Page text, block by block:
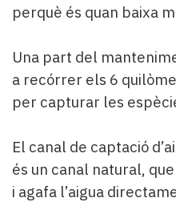
perquè és quan baixa
Una part del
a recórrer els 6
per capturar les
El canal de captació
és un canal natural,
i agafa l’aigua